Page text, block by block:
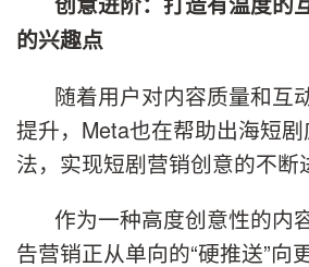
的兴趣点
随着用户对内容质量和互
提升，Meta也在帮助出海短
法，实现短剧营销创意的不断
作为一种高度创意性的内
告营销正从单向的“硬推送”向